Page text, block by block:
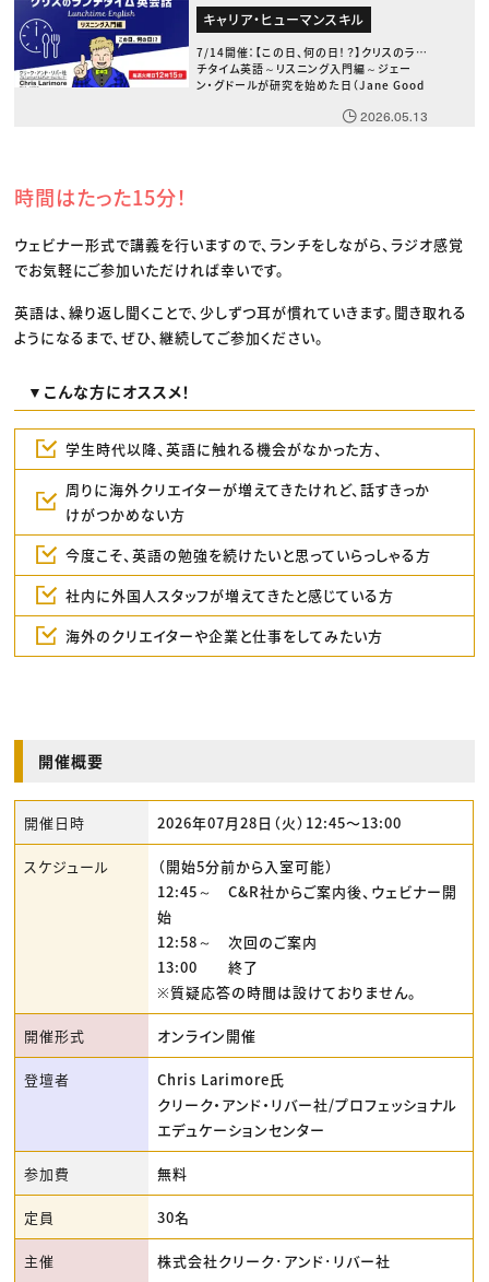
キャリア・ヒューマンスキル
7/14開催：【この日、何の日！？】クリスのラン
チタイム英語～リスニング入門編～ジェー
ン・グドールが研究を始めた日（Jane Good
2026.05.13
時間はたった15分！
ウェビナー形式で講義を行いますので、ランチをしながら、ラジオ感覚
でお気軽にご参加いただければ幸いです。
英語は、繰り返し聞くことで、少しずつ耳が慣れていきます。聞き取れる
ようになるまで、ぜひ、継続してご参加ください。
▼こんな方にオススメ！
学生時代以降、英語に触れる機会がなかった方、
周りに海外クリエイターが増えてきたけれど、話すきっか
けがつかめない方
今度こそ、英語の勉強を続けたいと思っていらっしゃる方
社内に外国人スタッフが増えてきたと感じている方
海外のクリエイターや企業と仕事をしてみたい方
開催概要
開催日時 2026年07月28日（火）12:45〜13:00
スケジュール
（開始5分前から入室可能）
12:45～ C&R社からご案内後、ウェビナー開
始
12:58～ 次回のご案内
13:00 終了
※質疑応答の時間は設けておりません。
開催形式 オンライン開催
登壇者
Chris Larimore氏
クリーク・アンド・リバー社/プロフェッショナル
エデュケーションセンター
参加費 無料
定員 30名
主催 株式会社クリーク･アンド･リバー社